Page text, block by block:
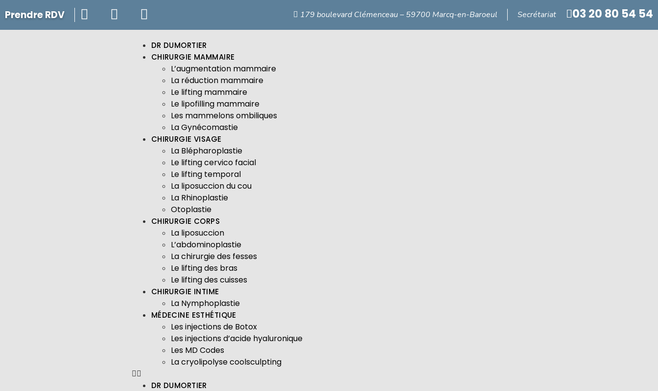
Prendre RDV 179 boulevard Clémenceau – 59700 Marcq-en-Baroeul Secrétariat 03 20 80 54 54
DR DUMORTIER
CHIRURGIE MAMMAIRE
L’augmentation mammaire
La réduction mammaire
Le lifting mammaire
Le lipofilling mammaire
Les mammelons ombiliques
La Gynécomastie
CHIRURGIE VISAGE
La Blépharoplastie
Le lifting cervico facial
Le lifting temporal
La liposuccion du cou
La Rhinoplastie
Otoplastie
CHIRURGIE CORPS
La liposuccion
L’abdominoplastie
La chirurgie des fesses
Le lifting des bras
Le lifting des cuisses
CHIRURGIE INTIME
La Nymphoplastie
MÉDECINE ESTHÉTIQUE
Les injections de Botox
Les injections d’acide hyaluronique
Les MD Codes
La cryolipolyse coolsculpting
DR DUMORTIER